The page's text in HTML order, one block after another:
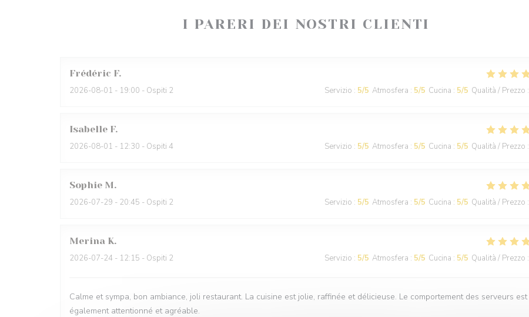
I PARERI DEI NOSTRI CLIENTI
Frédéric F
2026-08-01 - 19:00 - Ospiti 2 Servizio : 5/5 Atmosfera : 5/5 Cucina : 5/5 Qualità / Prezzo :
Isabelle F
2026-08-01 - 12:30 - Ospiti 4 Servizio : 5/5 Atmosfera : 5/5 Cucina : 5/5 Qualità / Prezzo :
Sophie M
2026-07-29 - 20:45 - Ospiti 2 Servizio : 5/5 Atmosfera : 5/5 Cucina : 5/5 Qualità / Prezzo :
Merina K
2026-07-24 - 12:15 - Ospiti 2 Servizio : 5/5 Atmosfera : 5/5 Cucina : 5/5 Qualità / Prezzo :
Calme et sympa, bon ambiance, joli restaurant. La cuisine est jolie, raffinée et délicieuse. Le comportement des serveurs est
également attentionné et agréable.